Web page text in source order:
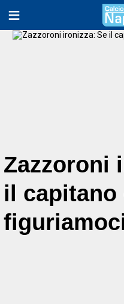
Zazzoroni
il capitano